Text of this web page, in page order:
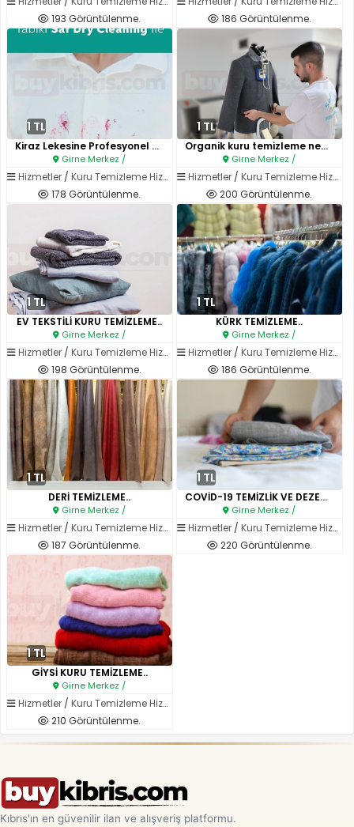
193 Görüntülenme.
186 Görüntülenme.
1 TL
Kiraz Lekesine Profesyonel Çöz..
Girne Merkez /
Hizmetler / Kuru Temizleme Hizmetleri
178 Görüntülenme.
1 TL
Organik kuru temizleme nedir?..
Girne Merkez /
Hizmetler/ Kuru Temizleme Hizmetleri
200 Görüntülenme.
1 TL
EV TEKSTİLİ KURU TEMİZLEME..
Girne Merkez /
Hizmetler / Kuru Temizleme Hizmetleri
198 Görüntülenme.
1 TL
KÜRK TEMİZLEME..
Girne Merkez /
Hizmetler/ Kuru Temizleme Hizmetleri
186 Görüntülenme.
1 TL
DERİ TEMİZLEME..
Girne Merkez /
Hizmetler / Kuru Temizleme Hizmetleri
187 Görüntülenme.
1 TL
COVİD-19 TEMİZLİK VE DEZENFEKS..
Girne Merkez /
Hizmetler/ Kuru Temizleme Hizmetleri
220 Görüntülenme.
1 TL
GİYSİ KURU TEMİZLEME..
Girne Merkez /
Hizmetler / Kuru Temizleme Hizmetleri
210 Görüntülenme.
Kıbrıs'ın en güvenilir ilan ve alışveriş platformu.